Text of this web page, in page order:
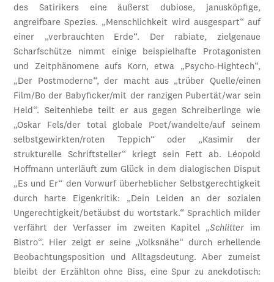
des Satirikers eine äußerst dubiose, janusköpfige,
angreifbare Spezies. „Menschlichkeit wird ausgespart“ auf
einer „verbrauchten Erde“. Der rabiate, zielgenaue
Scharfschütze nimmt einige beispielhafte Protagonisten
und Zeitphänomene aufs Korn, etwa „Psycho-Hightech“,
„Der Postmoderne“, der macht aus „trüber Quelle/einen
Film/Bo der Babyficker/mit der ranzigen Pubertät/war sein
Held“. Seitenhiebe teilt er aus gegen Schreiberlinge wie
„Oskar Fels/der total globale Poet/wandelte/auf seinem
selbstgewirkten/roten Teppich“ oder „Kasimir der
strukturelle Schriftsteller“ kriegt sein Fett ab. Léopold
Hoffmann unterläuft zum Glück in dem dialogischen Disput
„Es und Er“ den Vorwurf überheblicher Selbstgerechtigkeit
durch harte Eigenkritik: „Dein Leiden an der sozialen
Ungerechtigkeit/betäubst du wortstark.“ Sprachlich milder
verfährt der Verfasser im zweiten Kapitel „Schlitter im
Bistro“. Hier zeigt er seine „Volksnähe“ durch erhellende
Beobachtungsposition und Alltagsdeutung. Aber zumeist
bleibt der Erzählton ohne Biss, eine Spur zu anekdotisch: